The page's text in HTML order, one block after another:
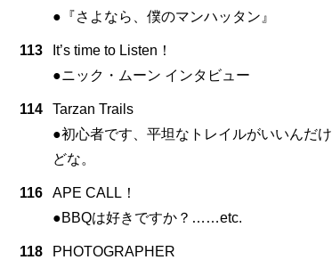
●『さよなら、僕のマンハッタン』
113
It’s time to Listen！
●ニック・ムーン インタビュー
114
Tarzan Trails
●初心者です、平坦なトレイルがいいんだけ
どな。
116
APE CALL！
●BBQは好きですか？……etc.
118
PHOTOGRAPHER